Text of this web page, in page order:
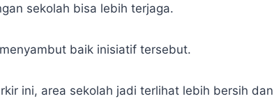
sekolah bisa lebih terjaga.
baik inisiatif tersebut.
ini, area sekolah jadi terlihat lebih bersih dan